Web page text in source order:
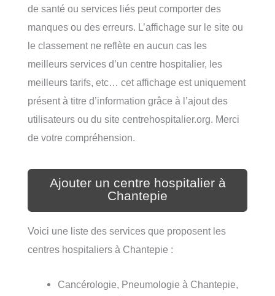
de santé ou services liés peut comporter des
manques ou des erreurs. L’affichage sur le site ou
le classement ne reflète en aucun cas les
meilleurs services d’un centre hospitalier, les
meilleurs tarifs, etc… cet affichage est uniquement
présent à titre d’information grâce à l’ajout des
utilisateurs ou du site centrehospitalier.org. Merci
de votre compréhension.
Ajouter un centre hospitalier à
Chantepie
Voici une liste des services que proposent les
centres hospitaliers à Chantepie :
Cancérologie, Pneumologie à Chantepie,